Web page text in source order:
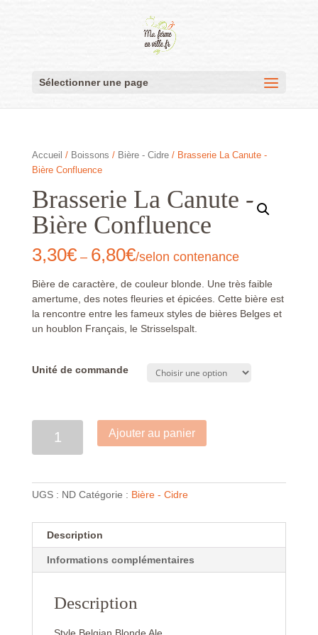
Sélectionner une page
Accueil / Boissons / Bière - Cidre/ Brasserie La Canute -
Bière Confluence
Brasserie La Canute -
Bière Confluence
3,30€– 6,80€/selon contenance
Bière de caractère, de couleur blonde. Une très faible
amertume, des notes fleuries et épicées. Cette bière est
la rencontre entre les fameux styles de bières Belges et
un houblon Français, le Strisselspalt.
Unité de commande
Ajouter au panier
UGS : ND Catégorie : Bière - Cidre
Description
Informations complémentaires
Description